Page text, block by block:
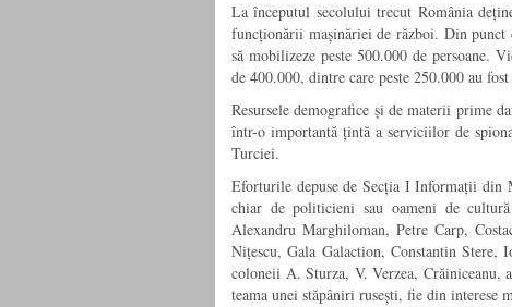
La începutul secolului trecut România
funcționării mașinăriei de război. Din punct
să mobilizeze peste 500.000 de persoane.
de 400.000, dintre care peste 250.000 au
Resursele demografice și de materii prime
într-o importantă țintă a serviciilor de
Turciei.
Eforturile depuse de Secția I Informații din
chiar de politicieni sau oameni de
Alexandru Marghiloman, Petre Carp,
Nițescu, Gala Galaction, Constantin
coloneii A. Sturza, V. Verzea, Crăiniceanu,
teama unei stăpâniri rusești, fie din interese